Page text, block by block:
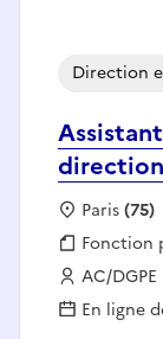
Direction
Paris(75)
Fonction
Fonction
Employeur
AC/DGPE
En ligne